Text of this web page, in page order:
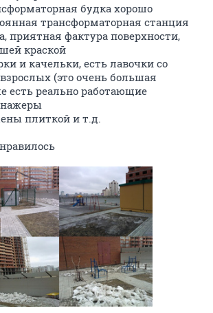
будка хорошо
трансформаторная станция
приятная фактура поверхности,
краской
и качельки, есть лавочки со
(это очень большая
есть реально работающие
плиткой и т.д.